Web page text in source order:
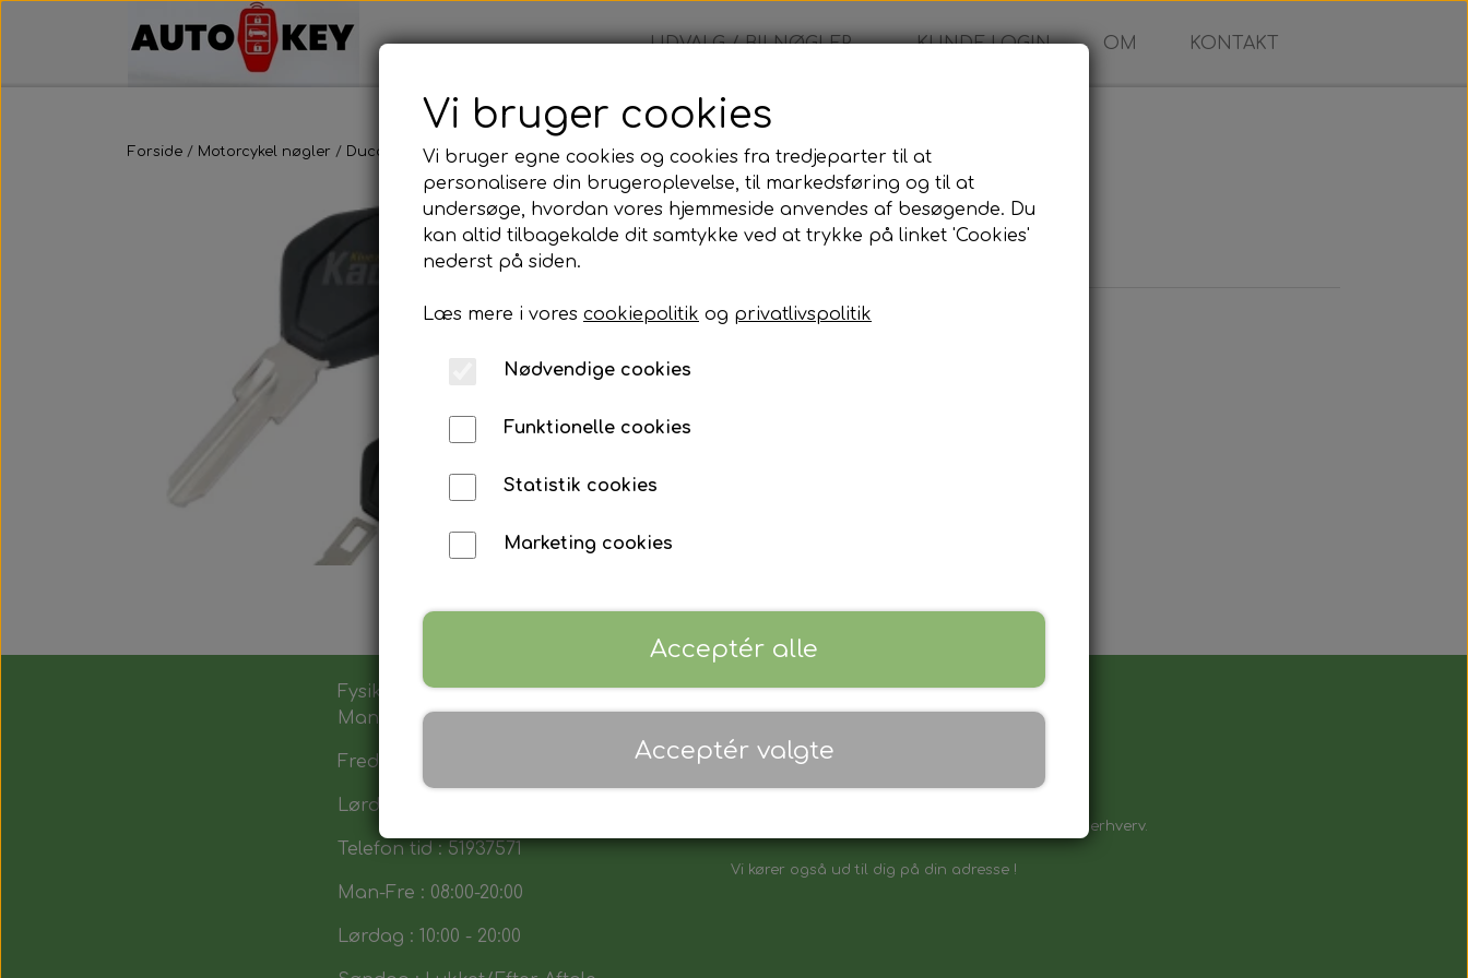
UDVALG / BILNØGLER KUNDE LOGIN OM KONTAKT
Forside Motorcykel nøgler Ducati Ducati
Ducati
125,00 kr.
Ducati
Lagerstatus:100 på lager
Antal
Fysik butik :
Man-Tors : 12:00 - 17:30
Fredag : 14:00 - 17:30
Lørdag : 10:00-14:00
Telefon tid : 51937571
Man-Fre : 08:00-20:00
Lørdag : 10:00 - 20:00
Vores sortiment henvender sig både til private & erhverv.
Vi kører også ud til dig på din adresse !
Vi bruger cookies
Vi bruger egne cookies og cookies fra tredjeparter til at
personalisere din brugeroplevelse, til markedsføring og til at
undersøge, hvordan vores hjemmeside anvendes af besøgende. Du
kan altid tilbagekalde dit samtykke ved at trykke på linket 'Cookies'
nederst på siden.
Læs mere i vores cookiepolitik og privatlivspolitik
Nødvendige cookies
Funktionelle cookies
Statistik cookies
Marketing cookies
Acceptér alle
Acceptér valgte